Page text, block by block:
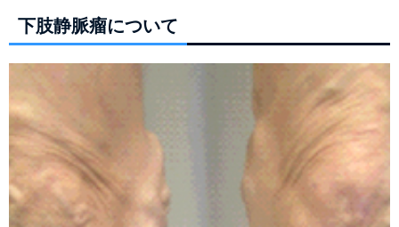
下肢静脈瘤について